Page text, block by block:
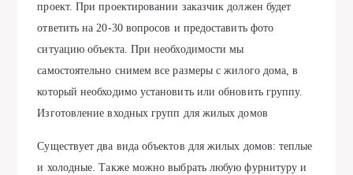
проект. При проектировании заказчик должен будет
ответить на 20-30 вопросов и предоставить фото
ситуацию объекта. При необходимости мы
самостоятельно снимем все размеры с жилого дома, в
который необходимо установить или обновить группу.
Изготовление входных групп для жилых домов
Существует два вида объектов для жилых домов: теплые
и холодные. Также можно выбрать любую фурнитуру и